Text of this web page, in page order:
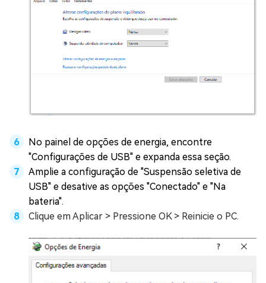
No painel de opções de energia, encontre
"Configurações de USB" e expanda essa seção.
Amplie a configuração de "Suspensão seletiva de
USB" e desative as opções "Conectado" e "Na
bateria".
Clique em Aplicar > Pressione OK > Reinicie o PC.